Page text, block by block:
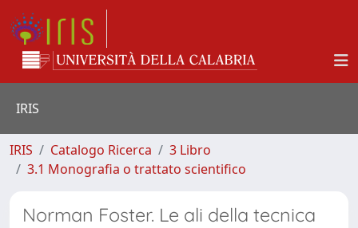
IRIS
IRIS Catalogo Ricerca
3 Libro
3.1 Monografia o trattato scientifico
Norman Foster. Le ali della tecnica